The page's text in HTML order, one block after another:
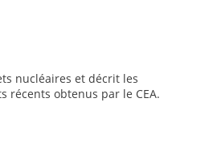
nucléaires et décrit les
récents obtenus par le CEA.